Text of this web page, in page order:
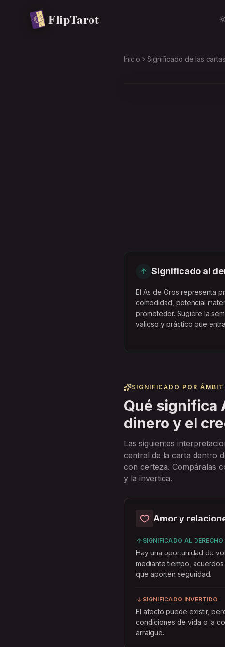
FlipTarot
Inicio Significado de las
Significado al
El As de Oros representa
comodidad, potencial
prometedor. Sugiere la
valioso y práctico que
SIGNIFICADO POR
Qué significa
dinero y el
Las siguientes
central de la carta dentro
con certeza. Compáralas
y la invertida.
Amor y
SIGNIFICADO AL DERECHO
Hay una oportunidad de
mediante tiempo,
que aporten seguridad.
SIGNIFICADO INVERTIDO
El afecto puede existir,
condiciones de vida o la
arraigue.